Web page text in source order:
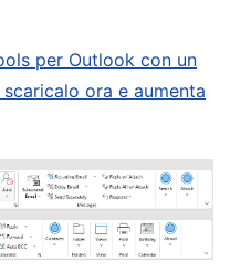
per Outlook con un
ora e aumenta